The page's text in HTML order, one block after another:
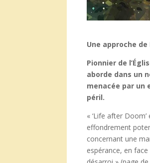
Une approche
Pionnier de
aborde dans un
menacée par un
péril.
« ‘Life after
effondrement
concernant une
espérance, en